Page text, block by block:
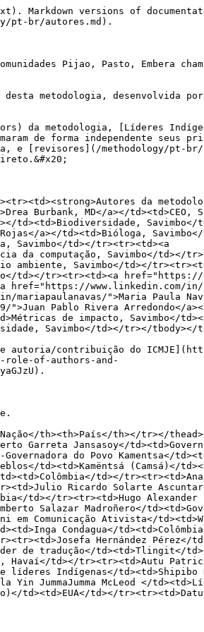
versions of
pt-br/autores.md).
Pijao, Pasto, Embera
metodologia, desenvolvida
da metodologia, [Líderes
de forma independente seus
e [revisores](/methodology/pt-br/
da
Burbank, MD</a></td><td>CEO,
td><td>Biodiversidade, Savimbo</
a></td><td>Bióloga,
Savimbo</td></tr><tr><td><a
da computação, Savimbo</td></
ambiente, Savimbo</td></
td></tr><tr><td><a href="https://
href="https://www.linkedin.com/in/
">Maria Paula
Pablo Rivera Arredondo</
de impacto, Savimbo</
Savimbo</td></tr></tbody></
contribuição do
role-of-authors-and-
th><th>País</th></tr></
Garreta Jansasoy</
do Povo Kamentsa</
td><td>Kamëntsá (Camsá)</
td></
Ricardo Solarte
td></tr><tr><td>Hugo
Salazar Madroñero</
em Comunicação Ativista</
Condagua</
Hernández Pérez</
de tradução</td><td>Tlingit</
Havaí</td></tr><tr><td>Autu
líderes Indígenas</
JummaJumma McLeod </
td><td>EUA</td></